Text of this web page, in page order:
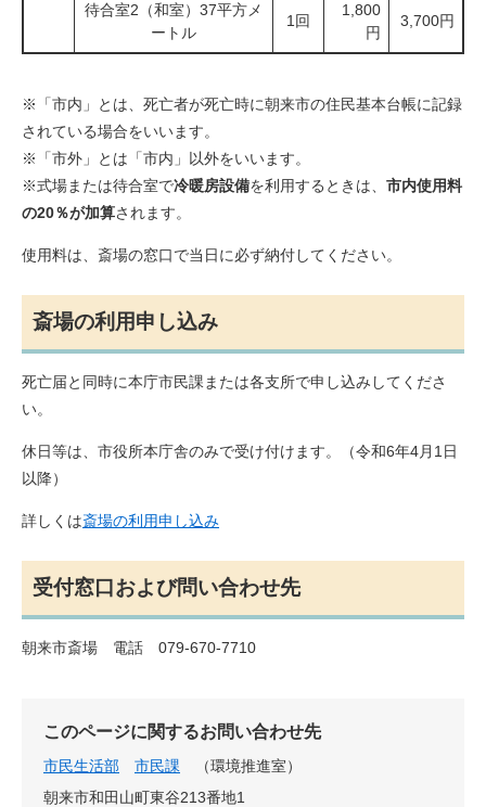
待合室2（和室）37平方メ
ートル
1回
1,800
円
3,700円
※「市内」とは、死亡者が死亡時に朝来市の住民基本台帳に記録
されている場合をいいます。
※「市外」とは「市内」以外をいいます。
※式場または待合室で冷暖房設備を利用するときは、 市内使用料
の20％が加算されます。
使用料は、斎場の窓口で当日に必ず納付してください。
斎場の利用申し込み
死亡届と同時に本庁市民課または各支所で申し込みしてくださ
い。
休日等は、市役所本庁舎のみで受け付けます。（令和6年4月1日
以降）
詳しくは斎場の利用申し込み
受付窓口および問い合わせ先
朝来市斎場 電話 079-670-7710
このページに関するお問い合わせ先
市民生活部 市民課
環境推進室
朝来市和田山町東谷213番地1